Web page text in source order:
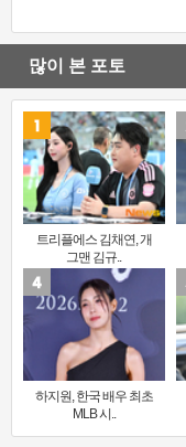
많이 본 포토
트리플에스 김채연, 개
그맨 김규..
하지원, 한국 배우 최초
MLB 시..